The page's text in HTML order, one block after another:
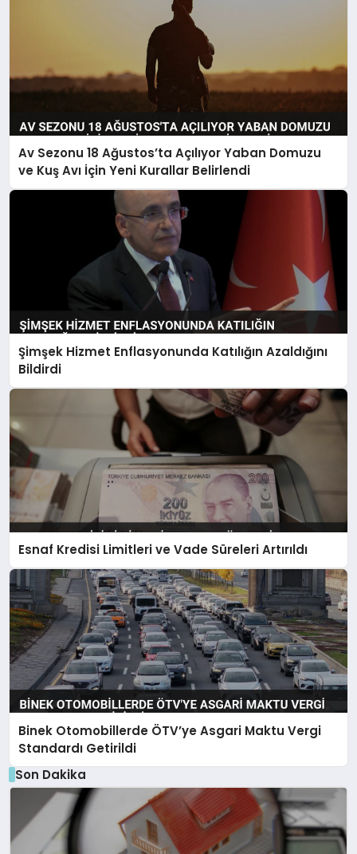
Av Sezonu 18 Ağustos’ta Açılıyor Yaban Domuzu
ve Kuş Avı İçin Yeni Kurallar Belirlendi
Şimşek Hizmet Enflasyonunda Katılığın Azaldığını
Bildirdi
Esnaf Kredisi Limitleri ve Vade Süreleri Artırıldı
Binek Otomobillerde ÖTV’ye Asgari Maktu Vergi
Standardı Getirildi
Son Dakika